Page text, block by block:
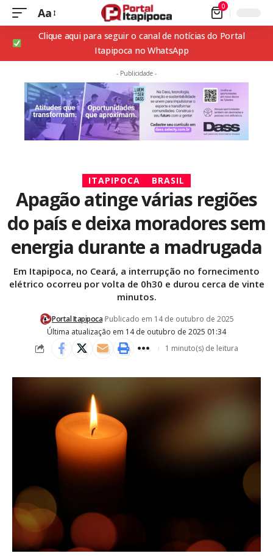
Aa 0
Clique aqui para seguir o canal de notícias do Portal
Itapipoca no WhatsApp
- Publicidade -
ITAPIPOCA BRASIL
Apagão atinge várias regiões
do país e deixa moradores sem
energia durante a madrugada
Em Itapipoca, no Ceará, a interrupção no fornecimento
elétrico ocorreu por volta de 0h30 e durou cerca de vinte
minutos.
Última atualização em 14 de outubro de 2025 01:34
Portal Itapipoca Publicado em 14 de outubro de 2025
1 minuto(s) de leitura